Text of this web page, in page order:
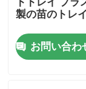
製品
ビデオ
製の苗のトレイ
お問い合わ